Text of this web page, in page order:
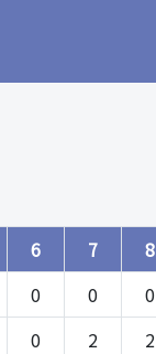
6 7 8
0 0 0
0 2 2